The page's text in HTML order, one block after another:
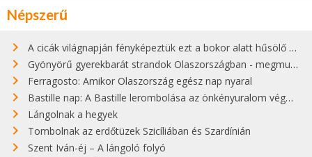
Népszerű
A cicák világnapján fényképeztük ezt a bokor alatt hűsölő cicát Kisorosziban
Gyönyörű gyerekbarát strandok Olaszországban - megmutatjuk a 15 legjobbat
Ferragosto: Amikor Olaszország egész nap nyaral
Bastille nap: A Bastille lerombolása az önkényuralom végét jelentette
Lángolnak a hegyek
Tombolnak az erdőtüzek Szicíliában és Szardínián
Szent Iván-éj – A lángoló folyó